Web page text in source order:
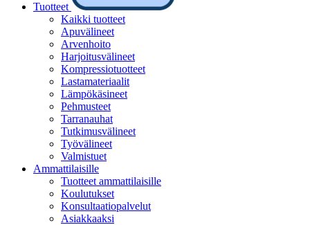
Tuotteet
Kaikki tuotteet
Apuvälineet
Arvenhoito
Harjoitusvälineet
Kompressiotuotteet
Lastamateriaalit
Lämpökäsineet
Pehmusteet
Tarranauhat
Tutkimusvälineet
Työvälineet
Valmistuet
Ammattilaisille
Tuotteet ammattilaisille
Koulutukset
Konsultaatiopalvelut
Asiakkaaksi